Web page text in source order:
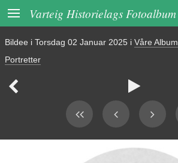
 Varteig Historielags Fotoalbum
Bildee i Torsdag 02 Januar 2025 i Våre Album
Portretter
 